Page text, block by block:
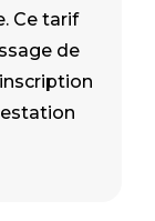
Ce tarif
de